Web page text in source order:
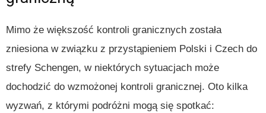
Mimo że większość kontroli granicznych została
zniesiona w związku z przystąpieniem Polski i Czech do
strefy Schengen, w niektórych sytuacjach może
dochodzić do wzmożonej kontroli granicznej. Oto kilka
wyzwań, z którymi podróżni mogą się spotkać: